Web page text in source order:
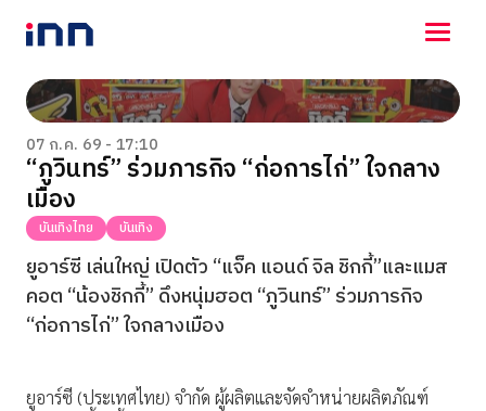
NEWS
ENTERTAINMENT
LIFESTYLE
HOROSCOPE
LOTTERY
VIDEO
ร่วมด้วยช่วยกัน
07 ก.ค. 69 - 17:10
“ภูวินทร์” ร่วมภารกิจ “ก่อการไก่” ใจกลาง
เมือง
บันเทิงไทย บันเทิง
ยูอาร์ซี เล่นใหญ่ เปิดตัว “แจ็ค แอนด์ จิล ชิกกี้”และแมส
คอต “น้องชิกกี้” ดึงหนุ่มฮอต “ภูวินทร์” ร่วมภารกิจ
“ก่อการไก่” ใจกลางเมือง
ยูอาร์ซี (ประเทศไทย) จำกัด ผู้ผลิตและจัดจำหน่ายผลิตภัณฑ์